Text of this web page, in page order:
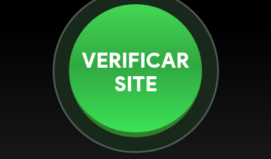
VERIFICAR
SITE